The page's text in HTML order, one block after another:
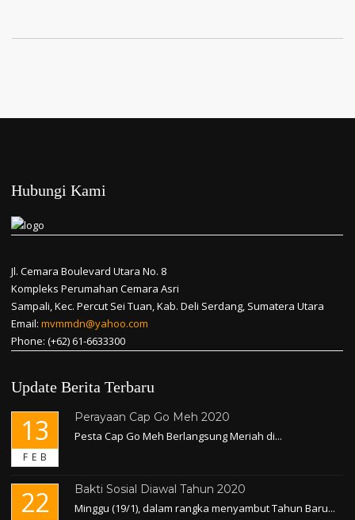
Hubungi Kami
Jl. Cemara Boulevard Utara No. 8
Kompleks Perumahan Cemara Asri
Sampali, Kec. Percut Sei Tuan, Kab. Deli Serdang, Sumatera Utara
Email: mvmmdn@yahoo.com
Phone: (+62) 61-6633300
Update Berita Terbaru
13
FEB
Perayaan Cap Go Meh 2020
Pesta Cap Go Meh Berlangsung Meriah di...
22
Bakti Sosial Diawal Tahun 2020
Minggu (19/1), dalam rangka menyambut Tahun Baru...